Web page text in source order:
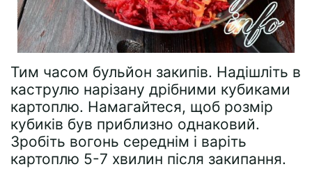
Тим часом бульйон закипів. Надішліть в
каструлю нарізану дрібними кубиками
картоплю. Намагайтеся, щоб розмір
кубиків був приблизно однаковий.
Зробіть вогонь середнім і варіть
картоплю 5-7 хвилин після закипання.